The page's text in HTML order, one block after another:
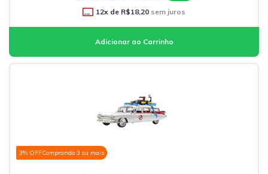
12x de R$18,20 sem juros
3% OFFComprando 3 ou mais